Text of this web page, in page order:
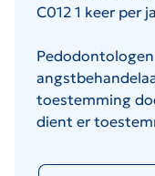
C012 1 keer per
toestemming
dient er